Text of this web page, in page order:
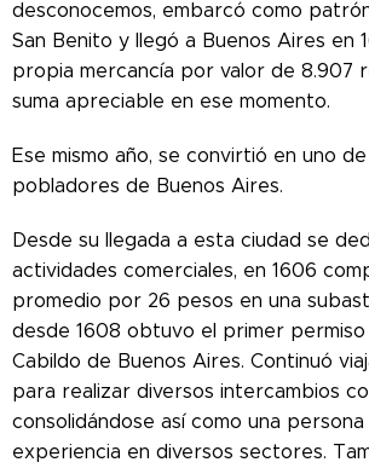
desconocemos, embarcó como
San Benito y llegó a Buenos Aires en
propia mercancía por valor de 8.907
suma apreciable en ese momento.
Ese mismo año, se convirtió en uno
pobladores de Buenos Aires.
Desde su llegada a esta ciudad se
actividades comerciales, en 1606
promedio por 26 pesos en una
desde 1608 obtuvo el primer
Cabildo de Buenos Aires. Continuó
para realizar diversos intercambios
consolidándose así como una
experiencia en diversos sectores.